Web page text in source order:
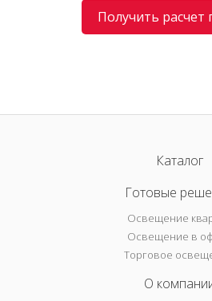
Получить расчет
Каталог
Готовые
Освещение
Освещение в
Торговое
О